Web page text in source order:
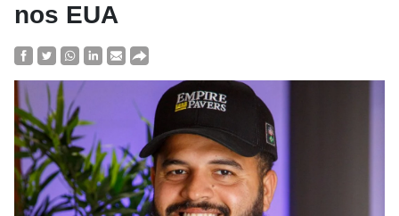
nos EUA